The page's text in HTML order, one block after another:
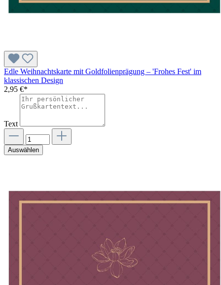
Edle Weihnachtskarte mit Goldfolienprägung – 'Frohes Fest' im
klassischen Design
2,95 €*
Text
Auswählen